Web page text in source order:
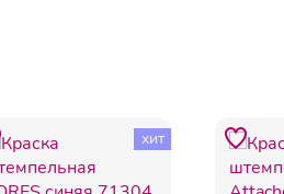
хит